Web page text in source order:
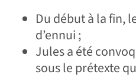
Du début à la fin,
d’ennui ;
Jules a été
sous le prétexte